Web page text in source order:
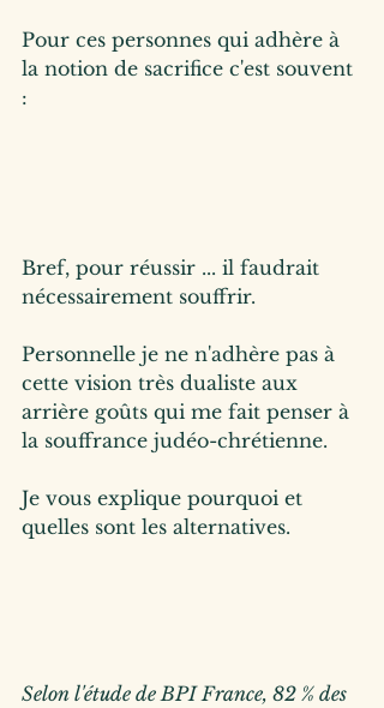
Pour ces personnes qui adhère à
la notion de sacrifice c'est souvent
:
Bref, pour réussir ... il faudrait
nécessairement souffrir.
Personnelle je ne n'adhère pas à
cette vision très dualiste aux
arrière goûts qui me fait penser à
la souffrance judéo-chrétienne.
Je vous explique pourquoi et
quelles sont les alternatives.
Selon l'étude de BPI France, 82 % des